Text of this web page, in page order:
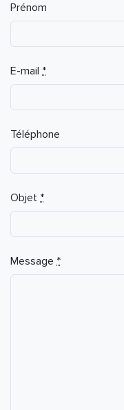
Prénom
E-mail *
Téléphone
Objet *
Message *